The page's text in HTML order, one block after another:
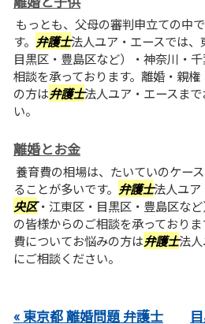
もっとも、父母の審判申立ての中
す。 弁護士法人ユア・エースでは、
目黒区・豊島区など）・神奈川・
相談を承っております。離婚・親
の方は弁護士法人ユア・エースま
い。
離婚とお金
養育費の相場は、たいていのケー
ることが多いです。 弁護士法人ユア
央区・江東区・目黒区・豊島区な
の皆様からのご相談を承っており
費についてお悩みの方は弁護士法
にご相談ください。
« 東京都 離婚問題 弁護士